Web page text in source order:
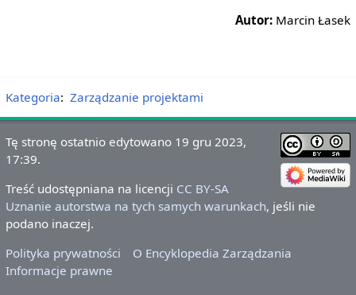
Autor: Marcin Łasek
Kategoria: Zarządzanie projektami
Tę stronę ostatnio edytowano 19 gru 2023,
17:39.
Treść udostępniana na licencji CC BY-SA
Uznanie autorstwa na tych samych warunkach, jeśli nie
podano inaczej.
Polityka prywatności
O Encyklopedia Zarządzania
Informacje prawne